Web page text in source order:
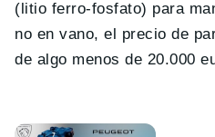
(litio ferro-fosfato) para
no en vano, el precio de
de algo menos de 20.000